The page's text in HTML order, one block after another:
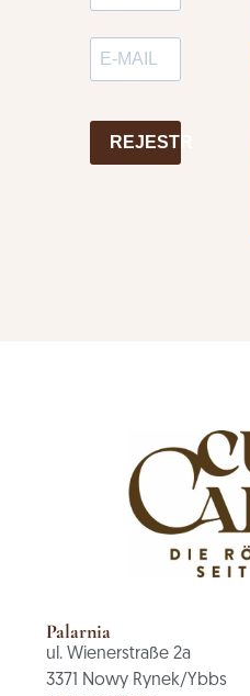
REJESTR
Palarnia
ul. Wienerstraße 2a
3371 Nowy Rynek/Ybbs